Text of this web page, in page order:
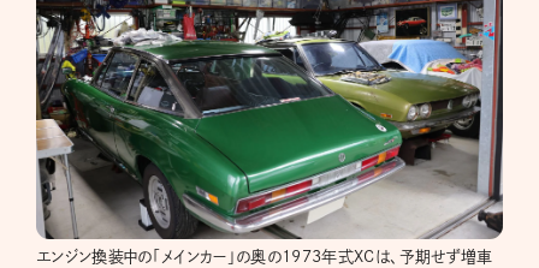
エンジン換装中の「メインカー」の奥の1973年式XCは、予期せず増車